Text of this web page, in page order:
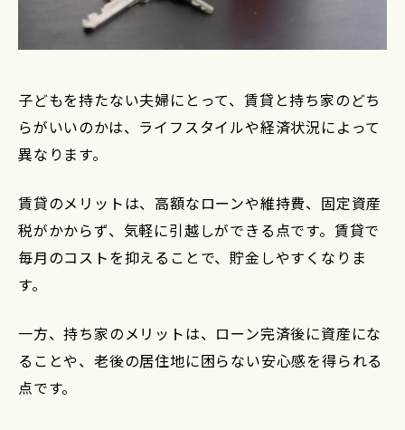
子どもを持たない夫婦にとって、賃貸と持ち家のどち
らがいいのかは、ライフスタイルや経済状況によって
異なります。
賃貸のメリットは、高額なローンや維持費、固定資産
税がかからず、気軽に引越しができる点です。賃貸で
毎月のコストを抑えることで、貯金しやすくなりま
す。
一方、持ち家のメリットは、ローン完済後に資産にな
ることや、老後の居住地に困らない安心感を得られる
点です。